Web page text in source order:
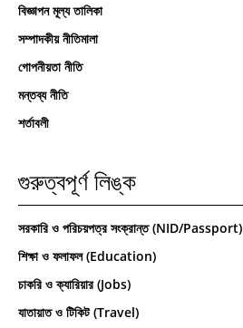
বিজ্ঞাপন মূল্য তালিকা
সম্পাদকীয় নীতিমালা
গোপনীয়তা নীতি
মন্তব্য নীতি
শর্তাবলী
গুরুত্বপূর্ণ লিঙ্ক
সরকারি ও পরিচয়পত্র সংক্রান্ত (NID/Passport)
শিক্ষা ও ফলাফল (Education)
চাকরি ও ক্যারিয়ার (Jobs)
যাতায়াত ও টিকিট (Travel)